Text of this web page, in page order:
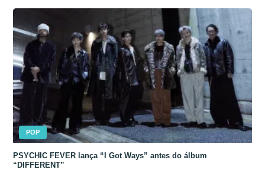
POP
PSYCHIC FEVER lança “I Got Ways” antes do álbum
“DIFFERENT”